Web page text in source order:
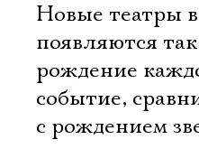
Новые театры
появляются
рождение
событие,
с рождением